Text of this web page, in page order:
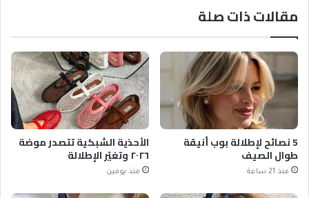
مقالات ذات صلة
5 نصائح لإطلالة بوب أنيقة
طوال الصيف
منذ 21 ساعة
الأحذية الشبكية تتصدر موضة
٢٠٢٦ وتغيّر الإطلالة
منذ يومين